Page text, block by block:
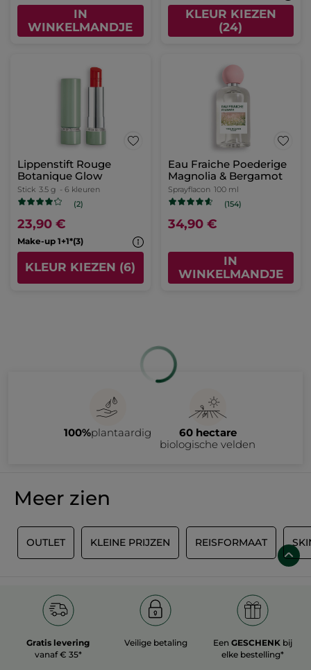
IN
WINKELMANDJE
KLEUR KIEZEN
(24)
Lippenstift Rouge
Botanique Glow
Stick 3.5 g - 6 kleuren
(2)
23,90 €
Make-up 1+1*(3)
KLEUR KIEZEN (6)
Eau Fraiche Poederige
Magnolia & Bergamot
Sprayflacon 100 ml
(154)
34,90 €
IN
WINKELMANDJE
100%plantaardig
60 hectare
biologische velden
Meer zien
OUTLET KLEINE PRIJZEN REISFORMAAT
Gratis levering
vanaf € 35*
Veilige betaling EenGESCHENK bij
elke bestelling*